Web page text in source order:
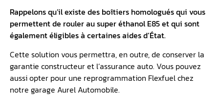
Rappelons qu’il existe des boîtiers homologués qui vous
permettent de rouler ausuper éthanol E85et qui sont
également éligibles à certaines aides d’État.
Cette solution vous permettra, en outre, de conserver la
garantie constructeur et l’assurance auto. Vous pouvez
aussi opter pour une reprogrammation Flexfuel chez
notre garage Aurel Automobile.